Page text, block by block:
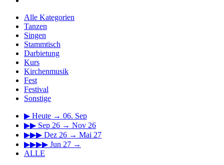
Alle Kategorien
Tanzen
Singen
Stammtisch
Darbietung
Kurs
Kirchenmusik
Fest
Festival
Sonstige
▶ Heute → 06. Sep
▶▶ Sep 26 → Nov 26
▶▶▶ Dez 26 → Mai 27
▶▶▶▶ Jun 27 →
ALLE